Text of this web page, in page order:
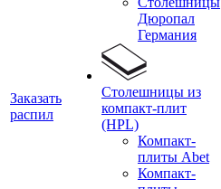
Заказать
распил
Дюропал
Германия
Столешницы из
компакт-плит
(HPL)
Компакт-
плиты Abet
Компакт-